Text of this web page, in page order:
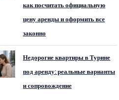
как посчитать официальную
цену аренды и оформить все
законно
Недорогие квартиры в Турине
под аренду: реальные варианты
и сопровождение